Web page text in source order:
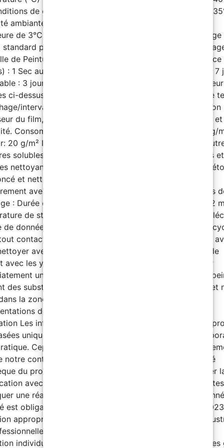
de construction : Température ambiante : 0°C à
ambiante : ≤85% Température du support : doit être
de 3°C ou plus au point de rosée. Agent de nettoyage
standard pour polyurée polyaspartique Temps de
de Peinture : Température (°C) : 20 Séchage en surface
: 1 Sec au toucher (heures) : 3 Durcissement complet : 7
: 3 jours Application de la deuxième couche : 3-4
ci-dessus sont fournies à titre indicatif uniquement. Le
intervalle réel peut être plus long ou plus court selon
du film, les conditions de ventilation, la température et
Consommation de matériau : Sparta Medium : 0,2 kg/
20 g/m² Instructions d'Application Rincer les sels et
solubles dans l’eau avec de l’eau. Enlever les graisses
nettoyants appropriés et dégraisser. Le substrat en
et nettoyé soigneusement. Respecter l’intervalle de
avec l’apprêt pendant la construction. Conditions
: Durée de stockage : Partie A : 12 mois | Partie B : 12
de stockage : 5°C à 35°C Mesures de Sécurité
de données de sécurité (MSDS) pour chaque étape du
contact avec la peau et les yeux. En cas de contact
avec un agent de nettoyage approprié. En cas de
avec les yeux, rincer abondamment à l’eau et consulter
un médecin. Assurer une bonne ventilation. La
des substances combustibles. Éloigner des étincelles et
la zone de travail adjacente. Respecter toutes les
de santé et de sécurité en vigueur sur le site.
Les informations fournies dans cette spécification
uniquement sur nos connaissances acquises en
Cependant, l’utilisation du produit étant
notre contrôle, nous garantissons uniquement la qualité
du produit. Nous nous réservons le droit de modifier
avec un préavis. EUH204 : Contient des
une réaction allergique. La lecture de la fiche de
est obligatoire avant utilisation. À partir du 24 août
appropriée est obligatoire avant toute utilisation
Composant A Utilisation d’équipements de
individuelle (EPI) : Lors de la manipulation, portez des